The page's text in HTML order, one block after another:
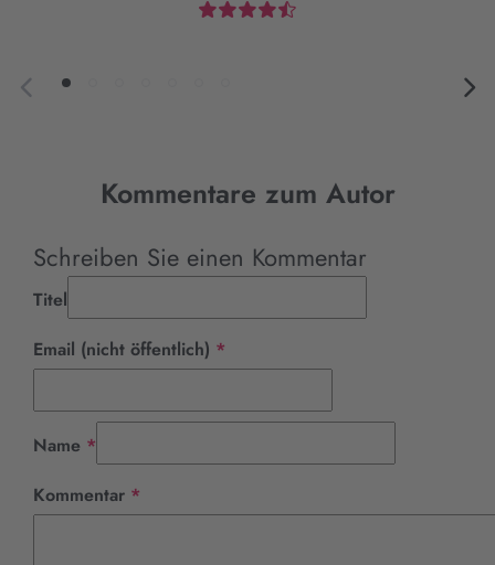
Kommentare zum Autor
Schreiben Sie einen Kommentar
Titel
Email (nicht öffentlich) *
Name *
Kommentar *